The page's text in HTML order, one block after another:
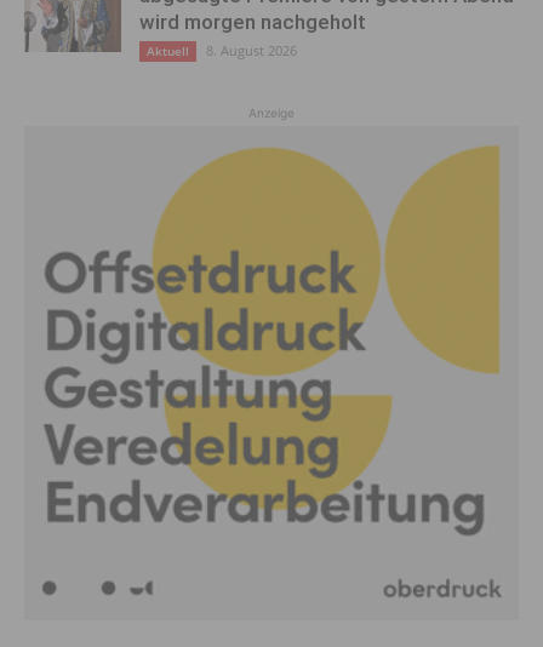
wird morgen nachgeholt
Aktuell 8. August 2026
Anzeige